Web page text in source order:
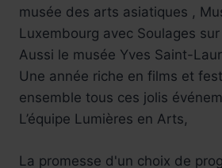
musée des arts asiatiques ,
Luxembourg avec Soulages
Aussi le musée Yves Saint-
Une année riche en films et
ensemble tous ces jolis
L’équipe Lumières en Arts,
La promesse d'un choix de